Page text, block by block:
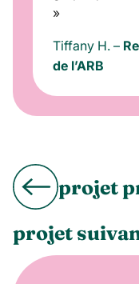
»
Tiffany H. –
de l’ARB
projet
projet